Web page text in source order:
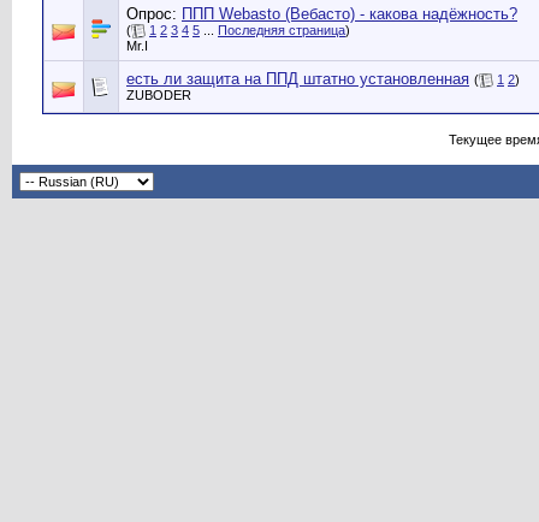
Опрос: ППП Webasto (Вебасто) - какова надёжность?
( 1 2 3 4 5 Последняя страница)
Mr.I
есть ли защита на ППД штатно установленная ( 1 2)
ZUBODER
Текущее